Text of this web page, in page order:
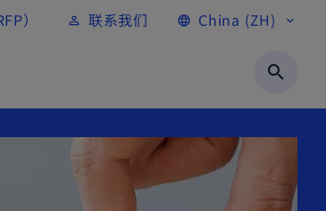
） person_outline 联系我们 language China (ZH) expand_more
search